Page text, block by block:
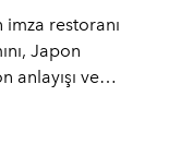
restoranı
Japon
anlayışı ve